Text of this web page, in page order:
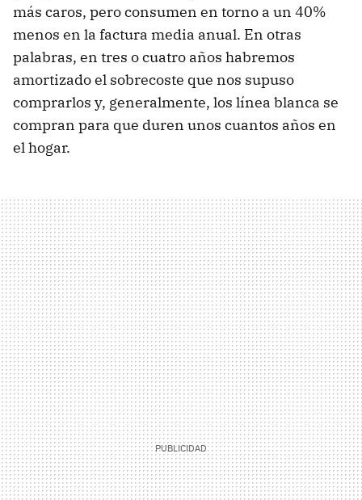
más caros, pero consumen en torno a un 40%
menos en la factura media anual. En otras
palabras, en tres o cuatro años habremos
amortizado el sobrecoste que nos supuso
comprarlos y, generalmente, los línea blanca se
compran para que duren unos cuantos años en
el hogar.